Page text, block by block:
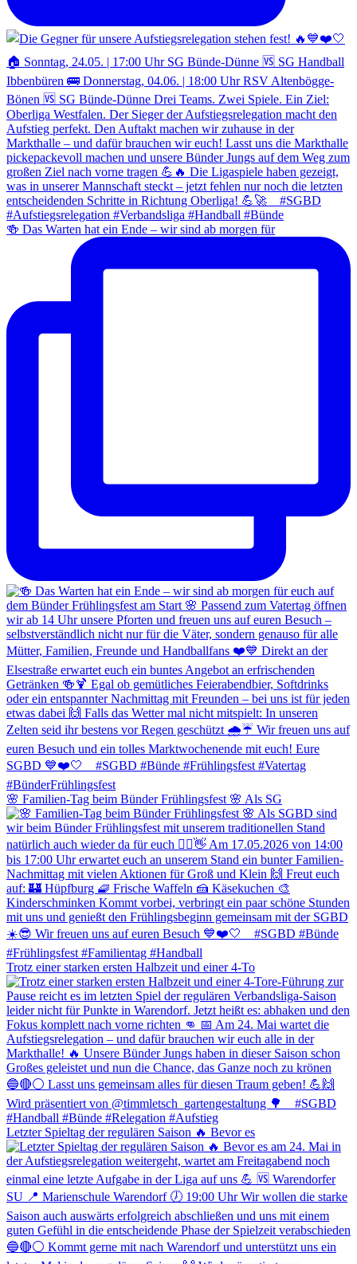
🍻 Das Warten hat ein Ende – wir sind ab morgen für
🌸 Familien-Tag beim Bünder Frühlingsfest 🌸 Als SG
Trotz einer starken ersten Halbzeit und einer 4-To
Letzter Spieltag der regulären Saison 🔥 Bevor es